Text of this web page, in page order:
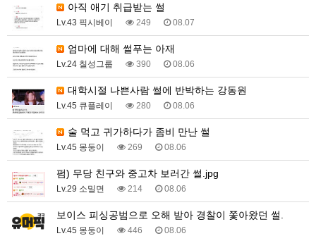
아직 애기 취급받는 썰
Lv.43 픽시베이 249 08.07
엄마에 대해 썰푸는 아재
Lv.24 칠성그룹 390 08.06
대학시절 나쁜사람 썰에 반박하는 강동원
Lv.45 큐플레이 280 08.06
술 먹고 귀가하다가 좀비 만난 썰
Lv.45 몽둥이 269 08.06
펌) 무당 친구와 중고차 보러간 썰.jpg
Lv.29 소밀면 214 08.06
보이스 피싱공범으로 오해 받아 경찰이 쫓아왔던 썰.
Lv.45 몽둥이 446 08.06